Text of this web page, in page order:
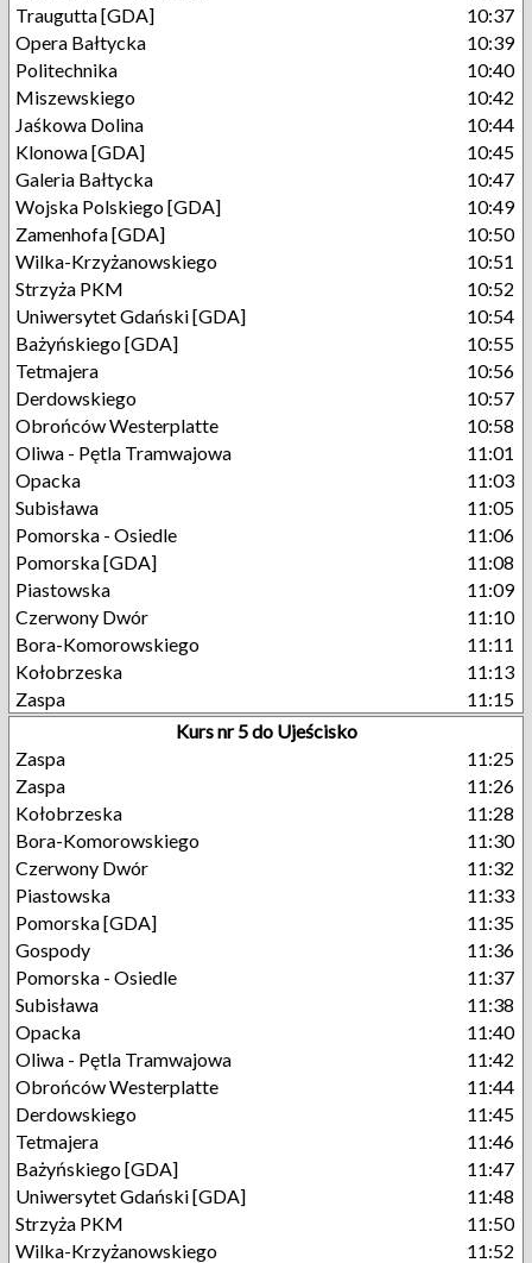
Traugutta [GDA]
10:37
Opera Bałtycka
10:39
Politechnika
10:40
Miszewskiego
10:42
Jaśkowa Dolina
10:44
Klonowa [GDA]
10:45
Galeria Bałtycka
10:47
Wojska Polskiego [GDA]
10:49
Zamenhofa [GDA]
10:50
Wilka-Krzyżanowskiego
10:51
Strzyża PKM
10:52
Uniwersytet Gdański [GDA]
10:54
Bażyńskiego [GDA]
10:55
Tetmajera
10:56
Derdowskiego
10:57
Obrońców Westerplatte
10:58
Oliwa - Pętla Tramwajowa
11:01
Opacka
11:03
Subisława
11:05
Pomorska - Osiedle
11:06
Pomorska [GDA]
11:08
Piastowska
11:09
Czerwony Dwór
11:10
Bora-Komorowskiego
11:11
Kołobrzeska
11:13
Zaspa
11:15
Kurs nr 5 do Ujeścisko
Zaspa
11:25
Zaspa
11:26
Kołobrzeska
11:28
Bora-Komorowskiego
11:30
Czerwony Dwór
11:32
Piastowska
11:33
Pomorska [GDA]
11:35
Gospody
11:36
Pomorska - Osiedle
11:37
Subisława
11:38
Opacka
11:40
Oliwa - Pętla Tramwajowa
11:42
Obrońców Westerplatte
11:44
Derdowskiego
11:45
Tetmajera
11:46
Bażyńskiego [GDA]
11:47
Uniwersytet Gdański [GDA]
11:48
Strzyża PKM
11:50
Wilka-Krzyżanowskiego
11:52